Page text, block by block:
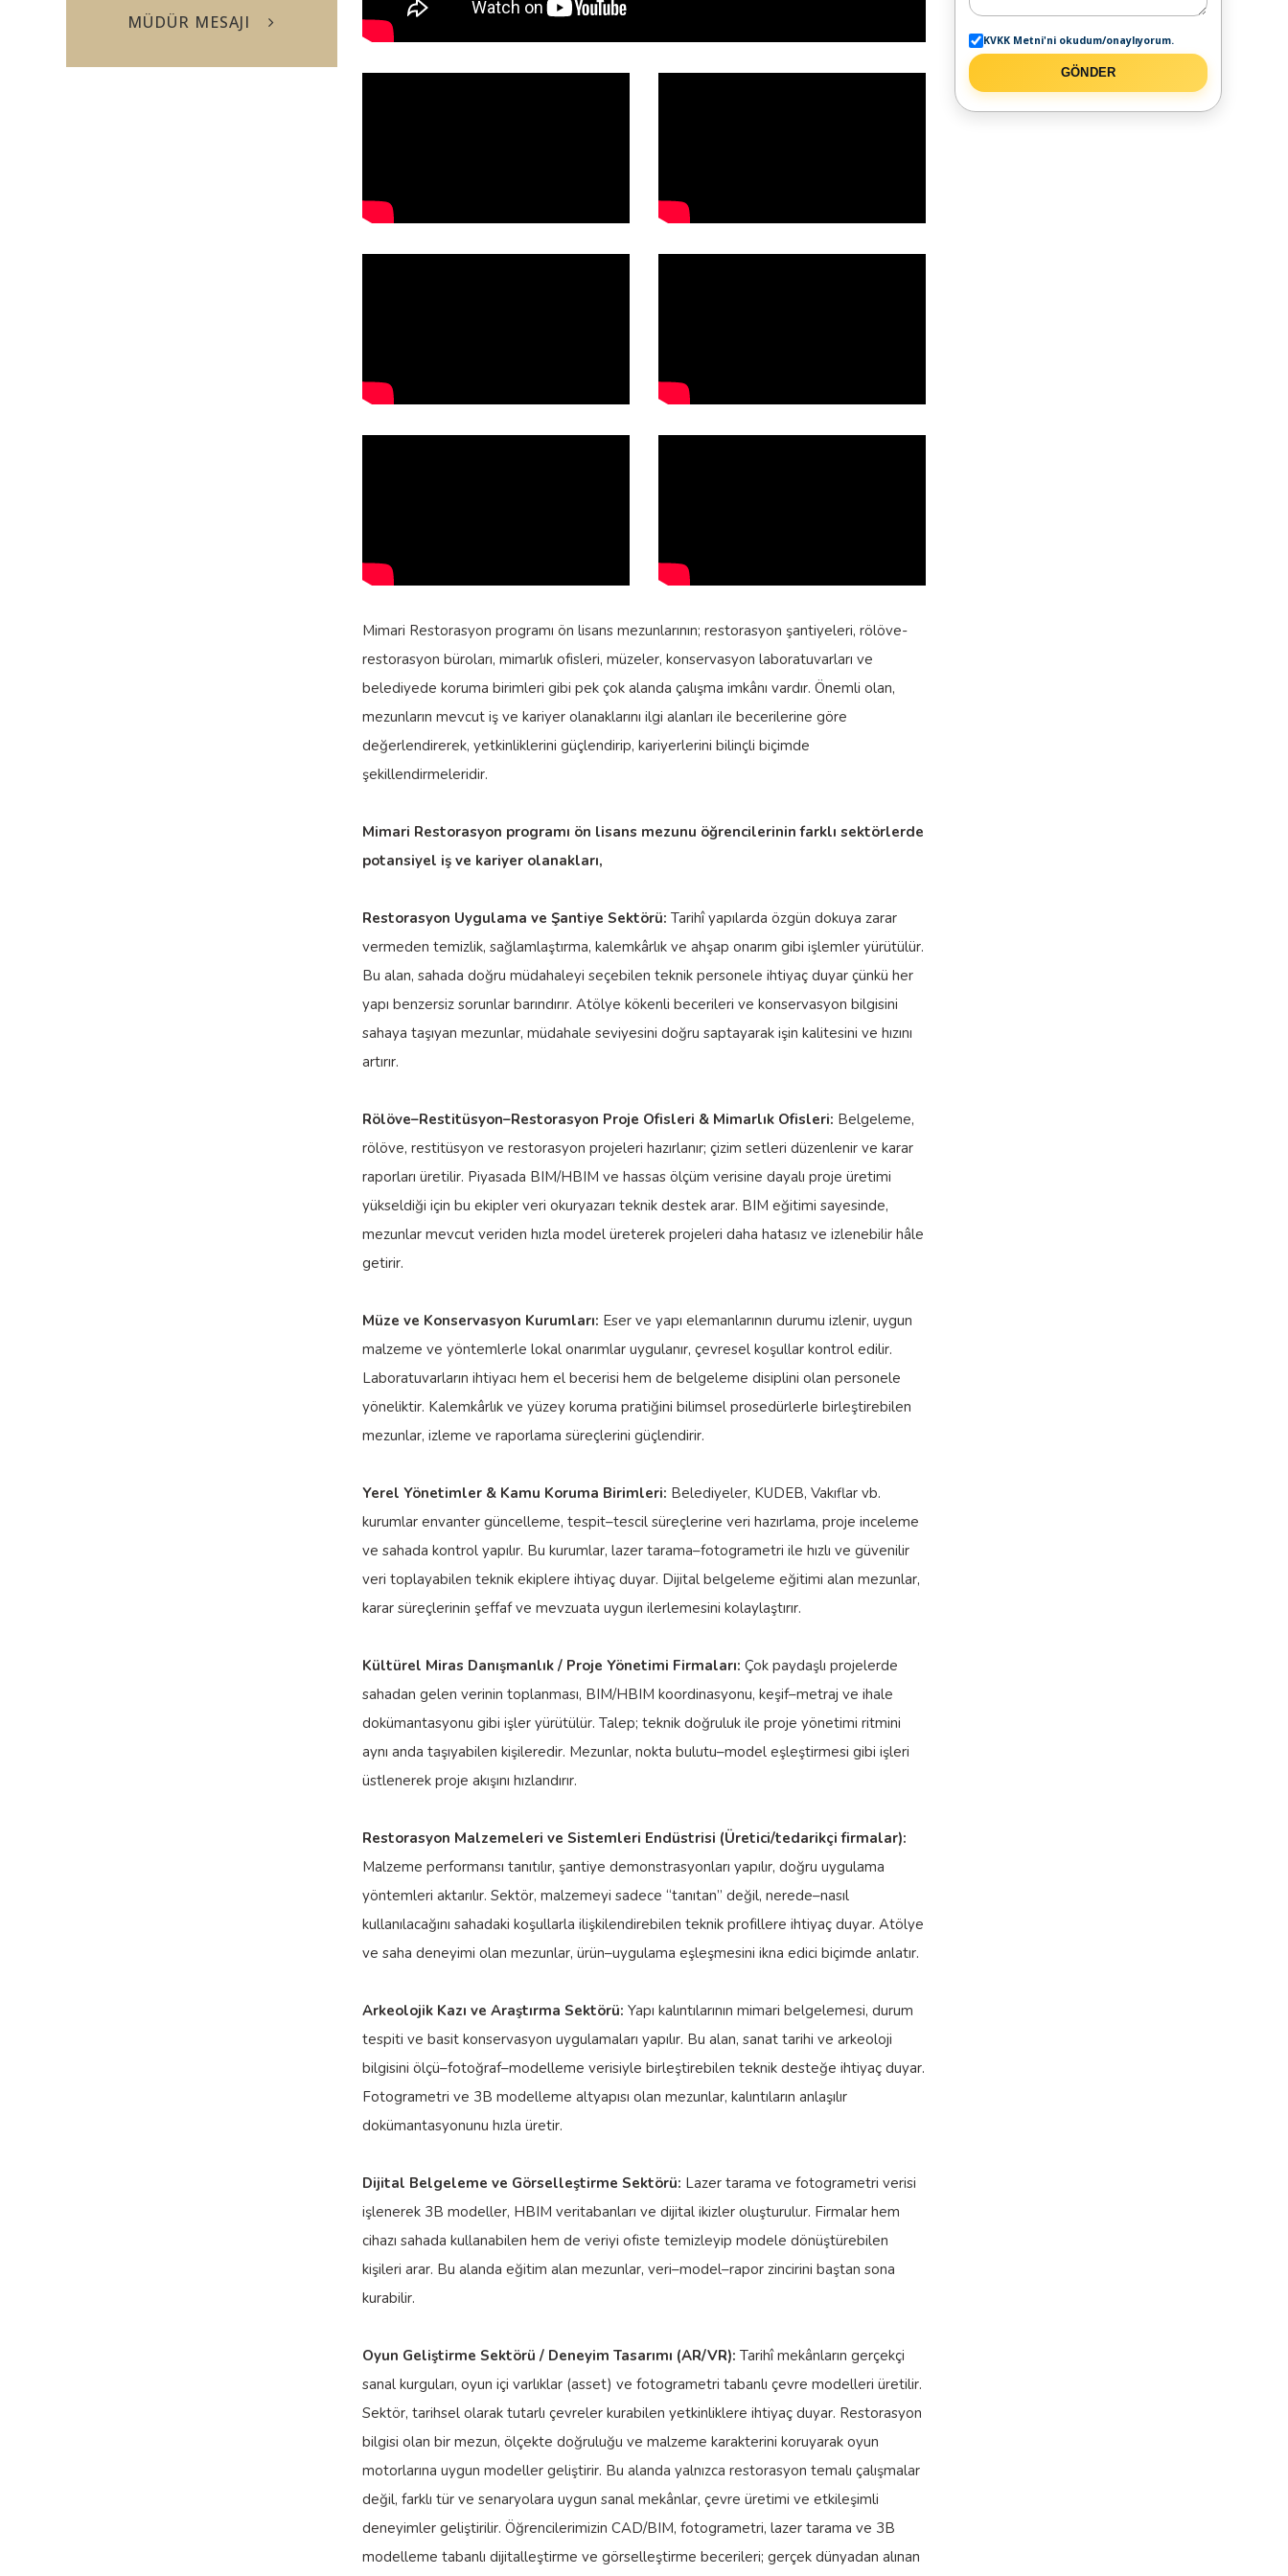
MÜDÜR MESAJI
Mimari Restorasyon programı ön lisans mezunlarının; restorasyon şantiyeleri, rölöve-
restorasyon büroları, mimarlık ofisleri, müzeler, konservasyon laboratuvarları ve
belediyede koruma birimleri gibi pek çok alanda çalışma imkânı vardır. Önemli olan,
mezunların mevcut iş ve kariyer olanaklarını ilgi alanları ile becerilerine göre
değerlendirerek, yetkinliklerini güçlendirip, kariyerlerini bilinçli biçimde
şekillendirmeleridir.
Mimari Restorasyon programı ön lisans mezunu öğrencilerinin farklı sektörlerde
potansiyel iş ve kariyer olanakları,
Restorasyon Uygulama ve Şantiye Sektörü: Tarihî yapılarda özgün dokuya zarar
vermeden temizlik, sağlamlaştırma, kalemkârlık ve ahşap onarım gibi işlemler yürütülür.
Bu alan, sahada doğru müdahaleyi seçebilen teknik personele ihtiyaç duyar çünkü her
yapı benzersiz sorunlar barındırır. Atölye kökenli becerileri ve konservasyon bilgisini
sahaya taşıyan mezunlar, müdahale seviyesini doğru saptayarak işin kalitesini ve hızını
artırır.
Rölöve–Restitüsyon–Restorasyon Proje Ofisleri & Mimarlık Ofisleri: Belgeleme,
rölöve, restitüsyon ve restorasyon projeleri hazırlanır; çizim setleri düzenlenir ve karar
raporları üretilir. Piyasada BIM/HBIM ve hassas ölçüm verisine dayalı proje üretimi
yükseldiği için bu ekipler veri okuryazarı teknik destek arar. BIM eğitimi sayesinde,
mezunlar mevcut veriden hızla model üreterek projeleri daha hatasız ve izlenebilir hâle
getirir.
Müze ve Konservasyon Kurumları: Eser ve yapı elemanlarının durumu izlenir, uygun
malzeme ve yöntemlerle lokal onarımlar uygulanır, çevresel koşullar kontrol edilir.
Laboratuvarların ihtiyacı hem el becerisi hem de belgeleme disiplini olan personele
yöneliktir. Kalemkârlık ve yüzey koruma pratiğini bilimsel prosedürlerle birleştirebilen
mezunlar, izleme ve raporlama süreçlerini güçlendirir.
Yerel Yönetimler & Kamu Koruma Birimleri: Belediyeler, KUDEB, Vakıflar vb.
kurumlar envanter güncelleme, tespit–tescil süreçlerine veri hazırlama, proje inceleme
ve sahada kontrol yapılır. Bu kurumlar, lazer tarama–fotogrametri ile hızlı ve güvenilir
veri toplayabilen teknik ekiplere ihtiyaç duyar. Dijital belgeleme eğitimi alan mezunlar,
karar süreçlerinin şeffaf ve mevzuata uygun ilerlemesini kolaylaştırır.
Kültürel Miras Danışmanlık / Proje Yönetimi Firmaları: Çok paydaşlı projelerde
sahadan gelen verinin toplanması, BIM/HBIM koordinasyonu, keşif–metraj ve ihale
dokümantasyonu gibi işler yürütülür. Talep; teknik doğruluk ile proje yönetimi ritmini
aynı anda taşıyabilen kişileredir. Mezunlar, nokta bulutu–model eşleştirmesi gibi işleri
üstlenerek proje akışını hızlandırır.
Restorasyon Malzemeleri ve Sistemleri Endüstrisi (Üretici/tedarikçi firmalar):
Malzeme performansı tanıtılır, şantiye demonstrasyonları yapılır, doğru uygulama
yöntemleri aktarılır. Sektör, malzemeyi sadece “tanıtan” değil, nerede–nasıl
kullanılacağını sahadaki koşullarla ilişkilendirebilen teknik profillere ihtiyaç duyar. Atölye
ve saha deneyimi olan mezunlar, ürün–uygulama eşleşmesini ikna edici biçimde anlatır.
Arkeolojik Kazı ve Araştırma Sektörü: Yapı kalıntılarının mimari belgelemesi, durum
tespiti ve basit konservasyon uygulamaları yapılır. Bu alan, sanat tarihi ve arkeoloji
bilgisini ölçü–fotoğraf–modelleme verisiyle birleştirebilen teknik desteğe ihtiyaç duyar.
Fotogrametri ve 3B modelleme altyapısı olan mezunlar, kalıntıların anlaşılır
dokümantasyonunu hızla üretir.
Dijital Belgeleme ve Görselleştirme Sektörü: Lazer tarama ve fotogrametri verisi
işlenerek 3B modeller, HBIM veritabanları ve dijital ikizler oluşturulur. Firmalar hem
cihazı sahada kullanabilen hem de veriyi ofiste temizleyip modele dönüştürebilen
kişileri arar. Bu alanda eğitim alan mezunlar, veri–model–rapor zincirini baştan sona
kurabilir.
Oyun Geliştirme Sektörü / Deneyim Tasarımı (AR/VR): Tarihî mekânların gerçekçi
sanal kurguları, oyun içi varlıklar (asset) ve fotogrametri tabanlı çevre modelleri üretilir.
Sektör, tarihsel olarak tutarlı çevreler kurabilen yetkinliklere ihtiyaç duyar. Restorasyon
bilgisi olan bir mezun, ölçekte doğruluğu ve malzeme karakterini koruyarak oyun
motorlarına uygun modeller geliştirir. Bu alanda yalnızca restorasyon temalı çalışmalar
değil, farklı tür ve senaryolara uygun sanal mekânlar, çevre üretimi ve etkileşimli
deneyimler geliştirilir. Öğrencilerimizin CAD/BIM, fotogrametri, lazer tarama ve 3B
modelleme tabanlı dijitalleştirme ve görselleştirme becerileri; gerçek dünyadan alınan
KVKK Metni'ni okudum/onaylıyorum.
GÖNDER